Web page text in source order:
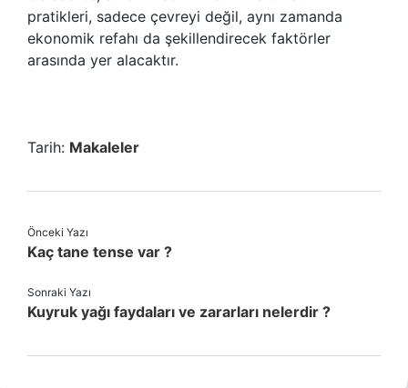
pratikleri, sadece çevreyi değil, aynı zamanda
ekonomik refahı da şekillendirecek faktörler
arasında yer alacaktır.
Tarih: Makaleler
Önceki Yazı
Kaç tane tense var ?
Sonraki Yazı
Kuyruk yağı faydaları ve zararları nelerdir ?